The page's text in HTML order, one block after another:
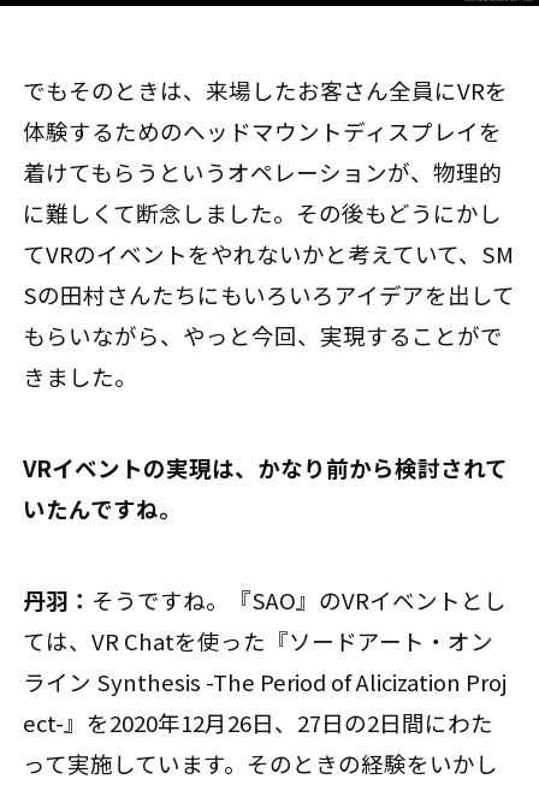
でもそのときは、来場したお客さん全員にVRを
体験するためのヘッドマウントディスプレイを
着けてもらうというオペレーションが、物理的
に難しくて断念しました。その後もどうにかし
てVRのイベントをやれないかと考えていて、SM
Sの田村さんたちにもいろいろアイデアを出して
もらいながら、やっと今回、実現することがで
きました。
――VRイベントの実現は、かなり前から検討されて
いたんですね。
丹羽： そうですね。『SAO』のVRイベントとし
ては、VR Chatを使った『ソードアート・オン
ライン Synthesis -The Period of Alicization Proj
ect-』を2020年12月26日、27日の2日間にわた
って実施しています。そのときの経験をいかし